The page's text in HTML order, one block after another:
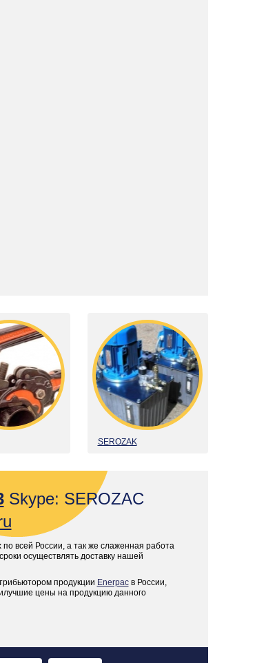
SEROZAK
Skype: SEROZAC
всей России, а так же слаженная работа
осуществлять доставку нашей
продукции Enerpacв России,
цены на продукцию данного